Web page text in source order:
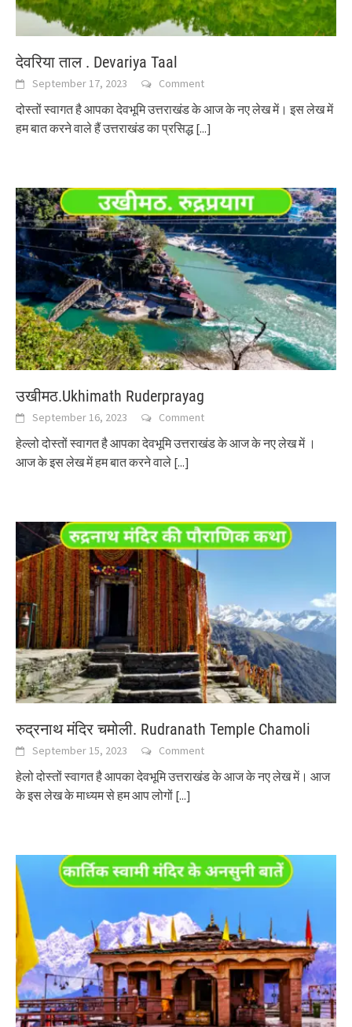
देवरिया ताल . Devariya Taal
September 17, 2023 Comment
दोस्तों स्वागत है आपका देवभूमि उत्तराखंड के आज के नए लेख में। इस लेख में
हम बात करने वाले हैं उत्तराखंड का प्रसिद्ध[...]
उखीमठ.Ukhimath Ruderprayag
September 16, 2023 Comment
हेल्लो दोस्तों स्वागत है आपका देवभूमि उत्तराखंड के आज के नए लेख में ।
आज के इस लेख में हम बात करने वाले [...]
रुद्रनाथ मंदिर चमोली. Rudranath Temple Chamoli
September 15, 2023 Comment
हेलो दोस्तों स्वागत है आपका देवभूमि उत्तराखंड के आज के नए लेख में। आज
के इस लेख के माध्यम से हम आप लोगों [...]